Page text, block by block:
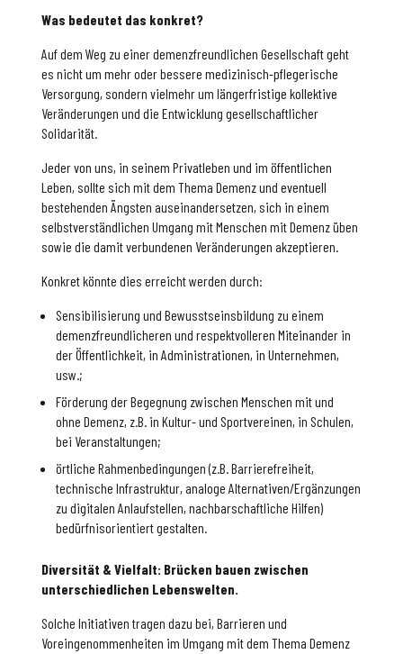
Was bedeutet das konkret?
Auf dem Weg zu einer demenzfreundlichen Gesellschaft geht
es nicht um mehr oder bessere medizinisch-pflegerische
Versorgung, sondern vielmehr um längerfristige kollektive
Veränderungen und die Entwicklung gesellschaftlicher
Solidarität.
Jeder von uns, in seinem Privatleben und im öffentlichen
Leben, sollte sich mit dem Thema Demenz und eventuell
bestehenden Ängsten auseinandersetzen, sich in einem
selbstverständlichen Umgang mit Menschen mit Demenz üben
sowie die damit verbundenen Veränderungen akzeptieren.
Konkret könnte dies erreicht werden durch:
Sensibilisierung und Bewusstseinsbildung zu einem
demenzfreundlicheren und respektvolleren Miteinander in
der Öffentlichkeit, in Administrationen, in Unternehmen,
usw.;
Förderung der Begegnung zwischen Menschen mit und
ohne Demenz, z.B. in Kultur- und Sportvereinen, in Schulen,
bei Veranstaltungen;
örtliche Rahmenbedingungen (z.B. Barrierefreiheit,
technische Infrastruktur, analoge Alternativen/Ergänzungen
zu digitalen Anlaufstellen, nachbarschaftliche Hilfen)
bedürfnisorientiert gestalten.
Diversität & Vielfalt: Brücken bauen zwischen
unterschiedlichen Lebenswelten.
Solche Initiativen tragen dazu bei, Barrieren und
Voreingenommenheiten im Umgang mit dem Thema Demenz